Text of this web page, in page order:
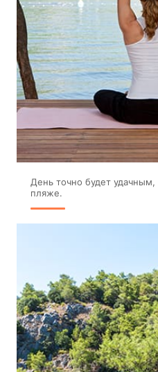
День точно будет удачным,
пляже.